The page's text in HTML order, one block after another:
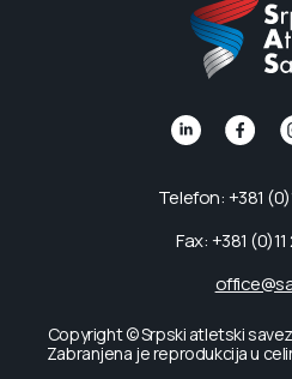
Telefon: +381
Fax: +381 (0)11
Copyright © Srpski atletski
Zabranjena je reprodukcija u